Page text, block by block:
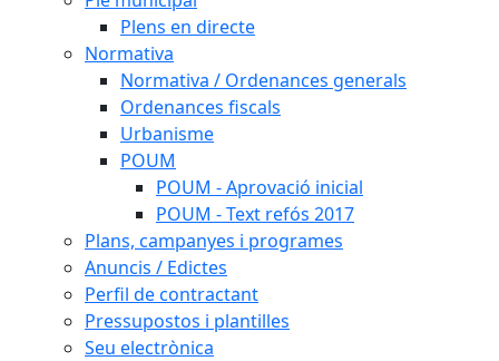
Plens en directe
Normativa
Normativa / Ordenances generals
Ordenances fiscals
Urbanisme
POUM
POUM - Aprovació inicial
POUM - Text refós 2017
Plans, campanyes i programes
Anuncis / Edictes
Perfil de contractant
Pressupostos i plantilles
Seu electrònica